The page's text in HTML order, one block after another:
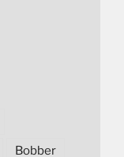
Bobber